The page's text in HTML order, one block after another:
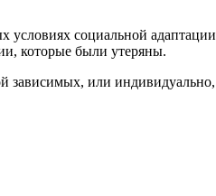
социальной
которые были утеряны.
зависимых, или